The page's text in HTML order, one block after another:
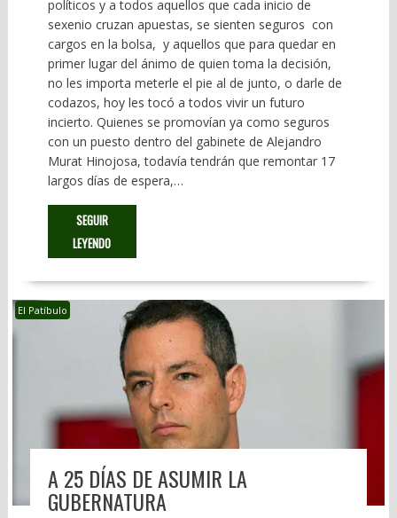
políticos y a todos aquellos que cada inicio de
sexenio cruzan apuestas, se sienten seguros con
cargos en la bolsa, y aquellos que para quedar en
primer lugar del ánimo de quien toma la decisión,
no les importa meterle el pie al de junto, o darle de
codazos, hoy les tocó a todos vivir un futuro
incierto. Quienes se promovían ya como seguros
con un puesto dentro del gabinete de Alejandro
Murat Hinojosa, todavía tendrán que remontar 17
largos días de espera,…
SEGUIR
LEYENDO
El Patíbulo
A 25 DÍAS DE ASUMIR LA
GUBERNATURA